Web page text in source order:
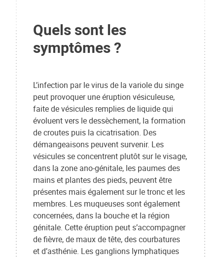
Quels sont les
symptômes ?
L’infection par le virus de la variole du singe
peut provoquer une éruption vésiculeuse,
faite de vésicules remplies de liquide qui
évoluent vers le dessèchement, la formation
de croutes puis la cicatrisation. Des
démangeaisons peuvent survenir. Les
vésicules se concentrent plutôt sur le visage,
dans la zone ano-génitale, les paumes des
mains et plantes des pieds, peuvent être
présentes mais également sur le tronc et les
membres. Les muqueuses sont également
concernées, dans la bouche et la région
génitale. Cette éruption peut s’accompagner
de fièvre, de maux de tête, des courbatures
et d’asthénie. Les ganglions lymphatiques